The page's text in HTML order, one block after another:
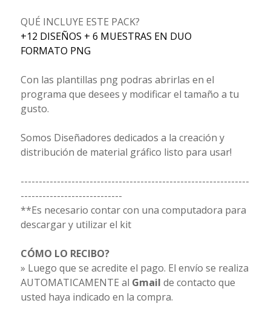
QUÉ INCLUYE ESTE PACK?
+12 DISEÑOS + 6 MUESTRAS EN DUO
FORMATO PNG
Con las plantillas png podras abrirlas en el
programa que desees y modificar el tamaño a tu
gusto.
Somos Diseñadores dedicados a la creación y
distribución de material gráfico listo para usar!
---------------------------------------------------------------
----------------------------
**Es necesario contar con una computadora para
descargar y utilizar el kit
CÓMO LO RECIBO?
» Luego que se acredite el pago. El envío se realiza
AUTOMATICAMENTE al Gmail de contacto que
usted haya indicado en la compra.